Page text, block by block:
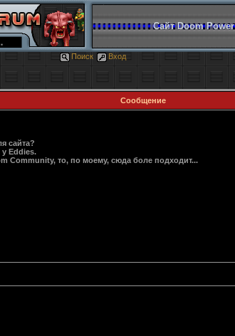
Сайт Doom Power
Поиск Вход
Сообщение
сайта?
Eddies.
Community, то, по моему, сюда боле подходит...